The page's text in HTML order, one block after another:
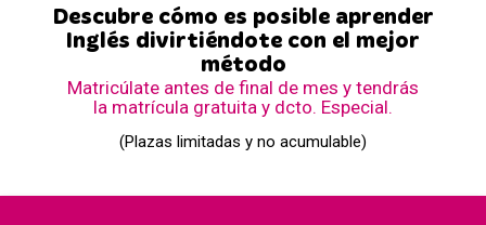
Descubre cómo es posible aprender
Inglés divirtiéndote con el mejor
método
Matricúlate antes de final de mes y tendrás
la matrícula gratuita y dcto. Especial.
(Plazas limitadas y no acumulable)